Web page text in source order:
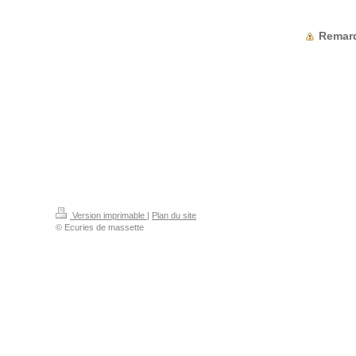
Version imprimable | Plan du site
© Ecuries de massette